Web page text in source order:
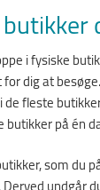
i fysiske
dig at
fleste
på én
som du